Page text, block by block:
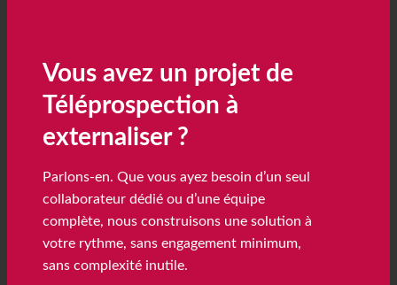
Vous avez un projet de
Téléprospection à
externaliser ?
Parlons-en. Que vous ayez besoin d’un seul
collaborateur dédié ou d’une équipe
complète, nous construisons une solution à
votre rythme, sans engagement minimum,
sans complexité inutile.